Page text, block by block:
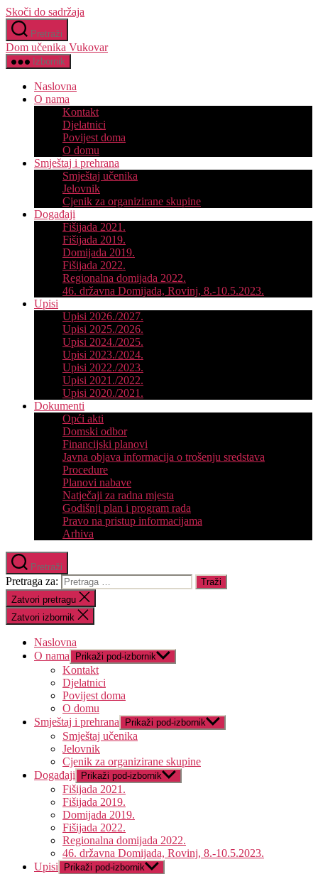
Skoči do sadržaja
Pretraži
Dom učenika Vukovar
Izbornik
Naslovna
O nama
Kontakt
Djelatnici
Povijest doma
O domu
Smještaj i prehrana
Smještaj učenika
Jelovnik
Cjenik za organizirane skupine
Događaji
Fišijada 2021.
Fišijada 2019.
Domijada 2019.
Fišijada 2022.
Regionalna domijada 2022.
46. državna Domijada, Rovinj, 8.-10.5.2023.
Upisi
Upisi 2026./2027.
Upisi 2025./2026.
Upisi 2024./2025.
Upisi 2023./2024.
Upisi 2022./2023.
Upisi 2021./2022.
Upisi 2020./2021.
Dokumenti
Opći akti
Domski odbor
Financijski planovi
Javna objava informacija o trošenju sredstava
Procedure
Planovi nabave
Natječaji za radna mjesta
Godišnji plan i program rada
Pravo na pristup informacijama
Arhiva
Pretraži
Pretraga za:
Zatvori pretragu
Zatvori izbornik
Naslovna
O nama
Prikaži pod-izbornik
Kontakt
Djelatnici
Povijest doma
O domu
Smještaj i prehrana
Prikaži pod-izbornik
Smještaj učenika
Jelovnik
Cjenik za organizirane skupine
Događaji
Prikaži pod-izbornik
Fišijada 2021.
Fišijada 2019.
Domijada 2019.
Fišijada 2022.
Regionalna domijada 2022.
46. državna Domijada, Rovinj, 8.-10.5.2023.
Upisi
Prikaži pod-izbornik